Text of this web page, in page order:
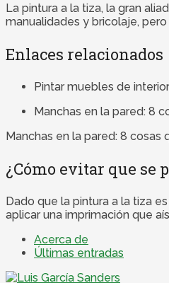
La pintura a la tiza, la gran
manualidades y bricolaje,
Enlaces relacionados
Pintar muebles de
Manchas en la pared: 8
Manchas en la pared: 8 cosas
¿Cómo evitar que se
Dado que la pintura a la tiza
aplicar una imprimación que
Acerca de
Últimas entradas